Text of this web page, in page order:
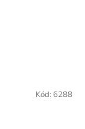
Kód: 6288